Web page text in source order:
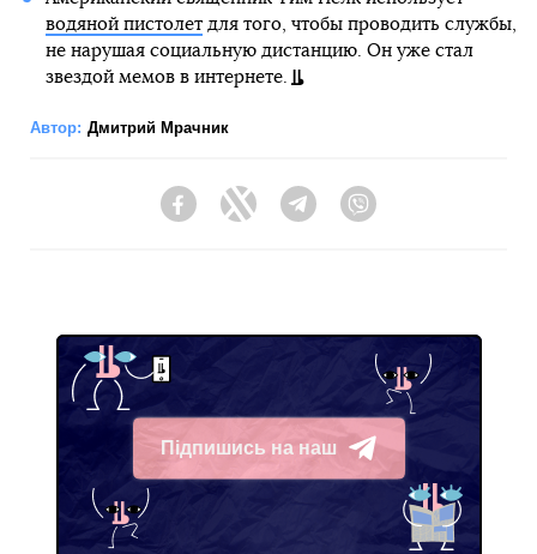
водяной пистолетдля того, чтобы проводить службы,
не нарушая социальную дистанцию. Он уже стал
звездой мемов в интернете.
Автор: Дмитрий Мрачник
FacebookTwitter Telegram
Підпишись на наш
Telegram